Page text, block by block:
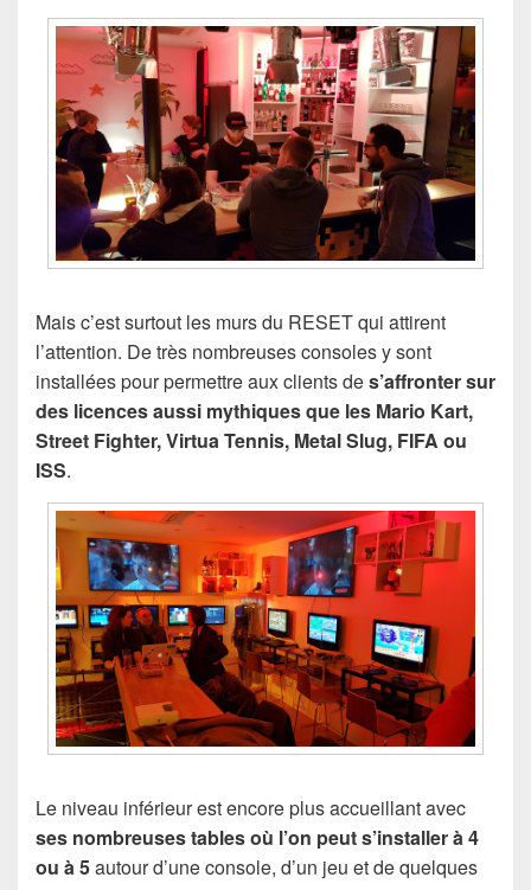
Mais c’est surtout les murs du RESET qui attirent
l’attention. De très nombreuses consoles y sont
installées pour permettre aux clients des’affronter sur
des licences aussi mythiques que les Mario Kart,
Street Fighter, Virtua Tennis, Metal Slug, FIFA ou
ISS.
Le niveau inférieur est encore plus accueillant avec
ses nombreuses tables où l’on peut s’installer à 4
ou à 5autour d’une console, d’un jeu et de quelques